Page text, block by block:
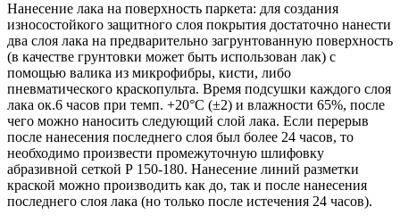
Нанесение лака на поверхность паркета: для создания
износостойкого защитного слоя покрытия достаточно нанести
два слоя лака на предварительно загрунтованную поверхность
(в качестве грунтовки может быть использован лак) с
помощью валика из микрофибры, кисти, либо
пневматического краскопульта. Время подсушки каждого слоя
лака ок.6 часов при темп. +20°C (±2) и влажности 65%, после
чего можно наносить следующий слой лака. Если перерыв
после нанесения последнего слоя был более 24 часов, то
необходимо произвести промежуточную шлифовку
абразивной сеткой Р 150-180. Нанесение линий разметки
краской можно производить как до, так и после нанесения
последнего слоя лака (но только после истечения 24 часов).